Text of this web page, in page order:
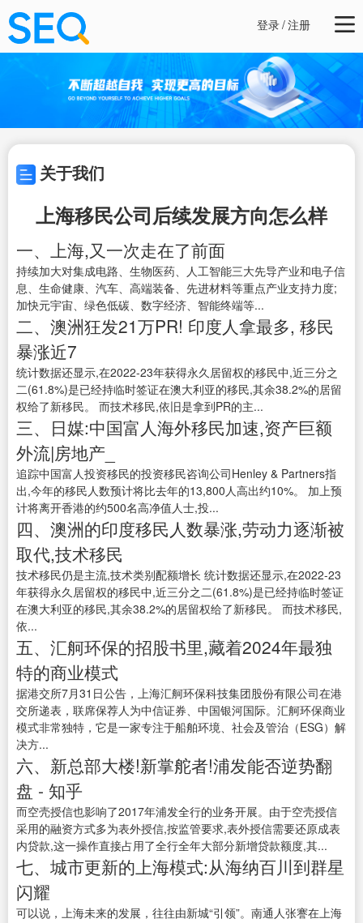
登录/注册
关于我们
上海移民公司后续发展方向怎么样
一、上海,又一次走在了前面
持续加大对集成电路、生物医药、人工智能三大先导产业和电子信
息、生命健康、汽车、高端装备、先进材料等重点产业支持力度;
加快元宇宙、绿色低碳、数字经济、智能终端等...
二、澳洲狂发21万PR! 印度人拿最多, 移民
暴涨近7
统计数据还显示,在2022-23年获得永久居留权的移民中,近三分之
二(61.8%)是已经持临时签证在澳大利亚的移民,其余38.2%的居留
权给了新移民。 而技术移民,依旧是拿到PR的主...
三、日媒:中国富人海外移民加速,资产巨额
外流|房地产_
追踪中国富人投资移民的投资移民咨询公司Henley & Partners指
出,今年的移民人数预计将比去年的13,800人高出约10%。 加上预
计将离开香港的约500名高净值人士,投...
四、澳洲的印度移民人数暴涨,劳动力逐渐被
取代,技术移民
技术移民仍是主流,技术类别配额增长 统计数据还显示,在2022-23
年获得永久居留权的移民中,近三分之二(61.8%)是已经持临时签证
在澳大利亚的移民,其余38.2%的居留权给了新移民。 而技术移民,
依...
五、汇舸环保的招股书里,藏着2024年最独
特的商业模式
据港交所7月31日公告，上海汇舸环保科技集团股份有限公司在港
交所递表，联席保荐人为中信证券、中国银河国际。汇舸环保商业
模式非常独特，它是一家专注于船舶环境、社会及管治（ESG）解
决方...
六、新总部大楼!新掌舵者!浦发能否逆势翻
盘 - 知乎
而空壳授信也影响了2017年浦发全行的业务开展。由于空壳授信
采用的融资方式多为表外授信,按监管要求,表外授信需要还原成表
内贷款,这一操作直接占用了全行全年大部分新增贷款额度,其...
七、城市更新的上海模式:从海纳百川到群星
闪耀
可以说，上海未来的发展，往往由新城“引领”。南通人张謇在上海